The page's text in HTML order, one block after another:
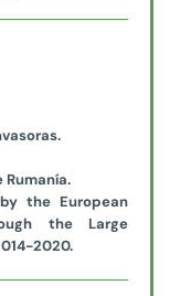
Rumanía.
the European
the Large
2020.